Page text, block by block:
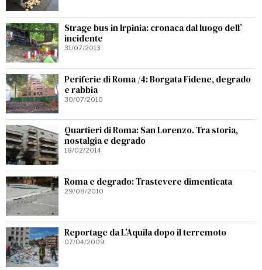
Strage bus in Irpinia: cronaca dal luogo dell’
incidente
31/07/2013
Periferie di Roma /4: Borgata Fidene, degrado
e rabbia
30/07/2010
Quartieri di Roma: San Lorenzo. Tra storia,
nostalgia e degrado
18/02/2014
Roma e degrado: Trastevere dimenticata
29/08/2010
Reportage da L’Aquila dopo il terremoto
07/04/2009